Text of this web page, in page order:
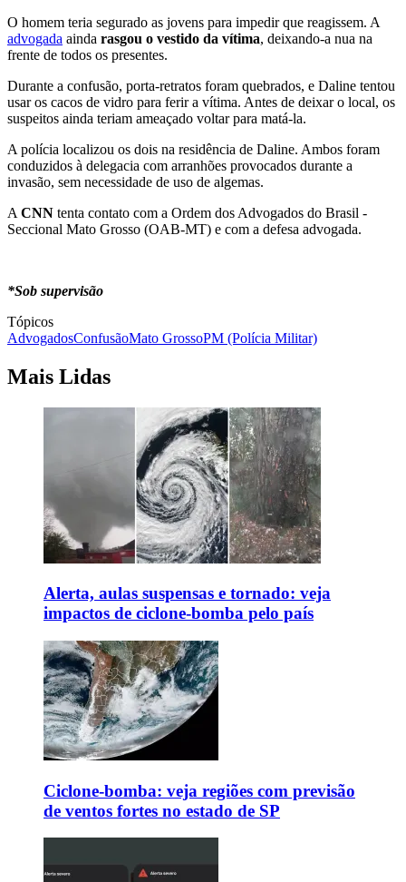
O homem teria segurado as jovens para impedir que reagissem. A
advogada ainda rasgou o vestido da vítima, deixando-a nua na
frente de todos os presentes.
Durante a confusão, porta-retratos foram quebrados, e Daline tentou
usar os cacos de vidro para ferir a vítima. Antes de deixar o local, os
suspeitos ainda teriam ameaçado voltar para matá-la.
A polícia localizou os dois na residência de Daline. Ambos foram
conduzidos à delegacia com arranhões provocados durante a
invasão, sem necessidade de uso de algemas.
A CNN tenta contato com a Ordem dos Advogados do Brasil -
Seccional Mato Grosso (OAB-MT) e com a defesa advogada.
*Sob supervisão
Tópicos
AdvogadosConfusãoMato GrossoPM (Polícia Militar)
Mais Lidas
Alerta, aulas suspensas e tornado: veja
impactos de ciclone-bomba pelo país
Ciclone-bomba: veja regiões com previsão
de ventos fortes no estado de SP